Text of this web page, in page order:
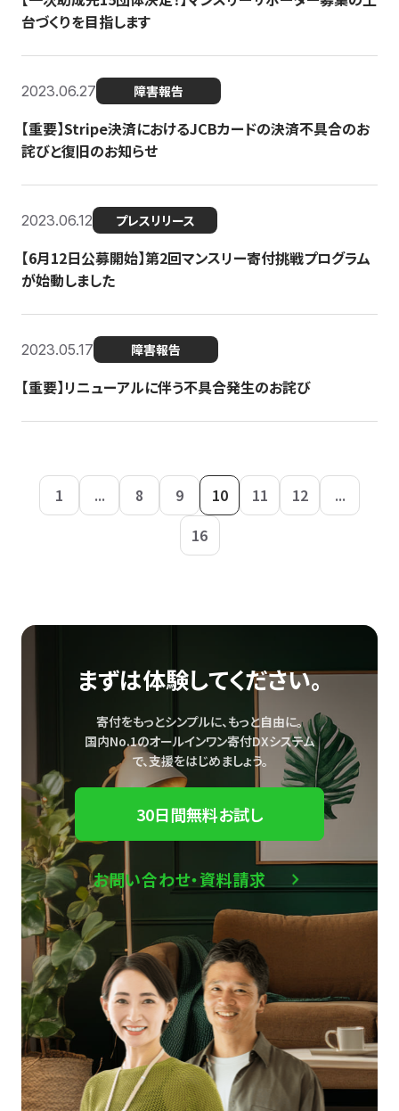
台づくりを目指します
2023.06.27 障害報告
【重要】Stripe決済におけるJCBカードの決済不具合のお
詫びと復旧のお知らせ
2023.06.12 プレスリリース
【6月12日公募開始】第2回マンスリー寄付挑戦プログラム
が始動しました
2023.05.17 障害報告
【重要】リニューアルに伴う不具合発生のお詫び
1 ... 8 9 10 11 12
...
16
まずは体験してください。
寄付をもっとシンプルに、もっと自由に。
国内No.1のオールインワン寄付DXシステム
で、支援をはじめましょう。
30日間無料お試し
お問い合わせ・資料請求